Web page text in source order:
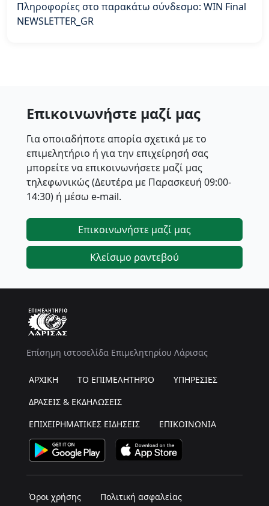
Πληροφορίες στο παρακάτω σύνδεσμο: WIN Final
NEWSLETTER_GR
Επικοινωνήστε μαζί μας
Για οποιαδήποτε απορία σχετικά με το
επιμελητήριο ή για την επιχείρησή σας
μπορείτε να επικοινωνήσετε μαζί μας
τηλεφωνικώς (Δευτέρα με Παρασκευή 09:00-
14:30) ή μέσω e-mail.
Επικοινωνήστε μαζί μας
Κλείσιμο ραντεβού
Επίσημη ιστοσελίδα Επιμελητηρίου Λάρισας
ΑΡΧΙΚΗ ΤΟ ΕΠΙΜΕΛΗΤΗΡΙΟ
ΥΠΗΡΕΣΙΕΣ
ΔΡΑΣΕΙΣ & ΕΚΔΗΛΩΣΕΙΣ
ΕΠΙΧΕΙΡΗΜΑΤΙΚΕΣ ΕΙΔΗΣΕΙΣ
ΕΠΙΚΟΙΝΩΝΙΑ
Όροι χρήσης Πολιτική ασφαλείας